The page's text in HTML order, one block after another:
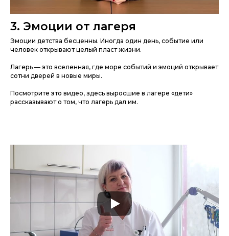
3. Эмоции от лагеря
Эмоции детства бесценны. Иногда один день, событие или
человек открывают целый пласт жизни.
Лагерь — это вселенная, где море событий и эмоций открывает
сотни дверей в новые миры.
Посмотрите это видео, здесь выросшие в лагере «дети»
рассказывают о том, что лагерь дал им.